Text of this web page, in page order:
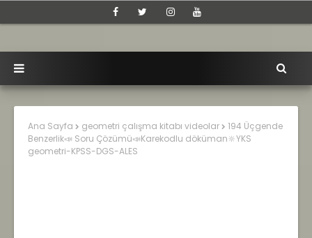
Ana Sayfa geometri çalışma kitabı videolar
194 Üçgende
Benzerlik📣 Soru Çözümü📣Karekodlu döküman🔆YKS
geometri-KPSS-DGS-ALES